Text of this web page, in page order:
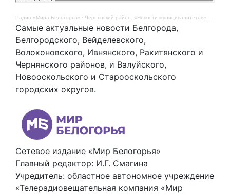
Радио «Мира Белогорья» · Чернянский район. «Новости муниципалитетов». 12 августа
Самые актуальные новости Белгорода,
Белгородского, Вейделевского,
Волоконовского, Ивнянского, Ракитянского и
Чернянского районов, и Валуйского,
Новооскольского и Старооскольского
городских округов.
Сетевое издание «Мир Белогорья»
Главный редактор: И.Г. Смагина
Учредитель: областное автономное учреждение
«Телерадиовещательная компания «Мир